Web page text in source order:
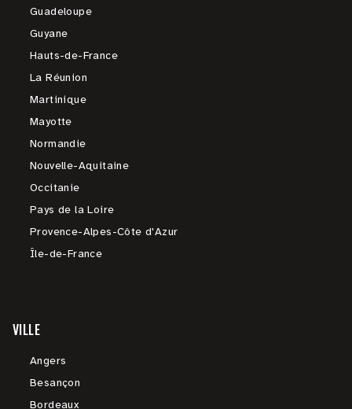
Guadeloupe
Guyane
Hauts-de-France
La Réunion
Martinique
Mayotte
Normandie
Nouvelle-Aquitaine
Occitanie
Pays de la Loire
Provence-Alpes-Côte d'Azur
Île-de-France
VILLE
Angers
Besançon
Bordeaux